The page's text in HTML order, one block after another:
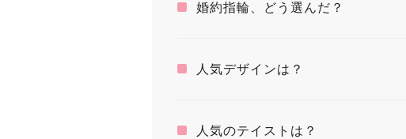
婚約指輪、どう選んだ？
人気デザインは？
人気のテイストは？